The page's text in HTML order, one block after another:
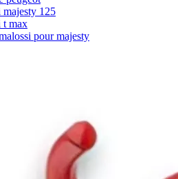
majesty 125
t max
pour majesty